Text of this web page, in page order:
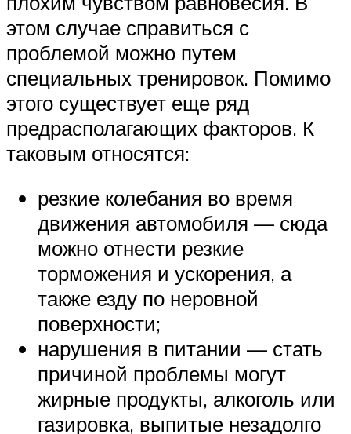
этом случае справиться с
проблемой можно путем
специальных тренировок. Помимо
этого существует еще ряд
предрасполагающих факторов. К
таковым относятся:
резкие колебания во время
движения автомобиля — сюда
можно отнести резкие
торможения и ускорения, а
также езду по неровной
поверхности;
нарушения в питании — стать
причиной проблемы могут
жирные продукты, алкоголь или
газировка, выпитые незадолго